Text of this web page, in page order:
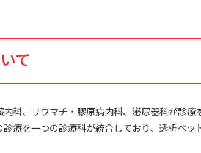
て
科、リウマチ・膠原病内科、泌尿器科が診療
療を一つの診療科が統合しており、透析ベ